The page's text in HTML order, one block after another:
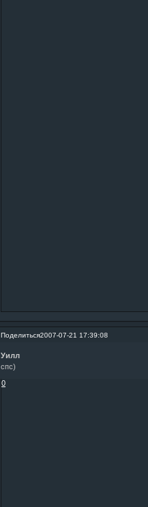
Поделиться2007-07-21 17:39:08
Уилл
спс)
0